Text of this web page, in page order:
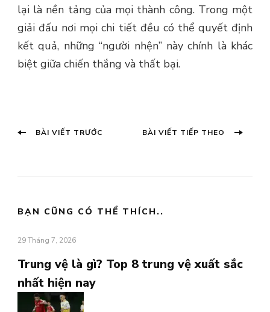
lại là nền tảng của mọi thành công. Trong một
giải đấu nơi mọi chi tiết đều có thể quyết định
kết quả, những “người nhện” này chính là khác
biệt giữa chiến thắng và thất bại.
ĐiềuBÀI VIẾT TRƯỚC BÀI VIẾT TIẾP THEO Bài
BẠN CŨNG CÓ THỂ THÍCH..
29 Tháng 7, 2026
Trung vệ là gì? Top 8 trung vệ xuất sắc
nhất hiện nay